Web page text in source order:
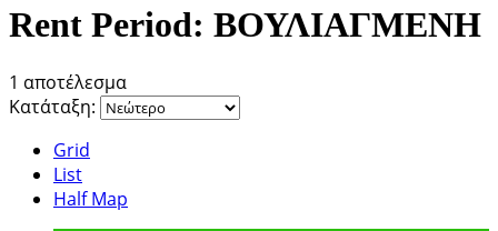
Rent Period: ΒΟΥΛΙΑΓΜΕΝΗ
1 αποτέλεσμα
Κατάταξη:
Grid
List
Half Map